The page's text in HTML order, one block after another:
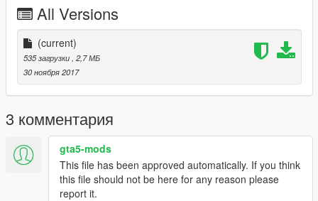
All Versions
(current)
535 загрузки , 2,7 МБ
30 ноября 2017
3 комментария
gta5-mods
This file has been approved automatically. If you think
this file should not be here for any reason please
report it.